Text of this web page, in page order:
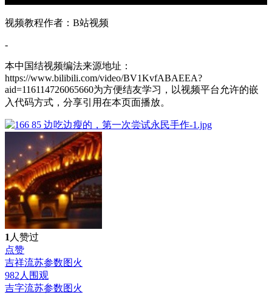
视频教程作者：B站视频
-
本中国结视频编法来源地址：
https://www.bilibili.com/video/BV1KvfABAEEA?
aid=116114726065660为方便结友学习，以视频平台允许的嵌
入代码方式，分享引用在本页面播放。
1 人赞过
点赞
吉祥流苏参数图火
982人围观
吉字流苏参数图火